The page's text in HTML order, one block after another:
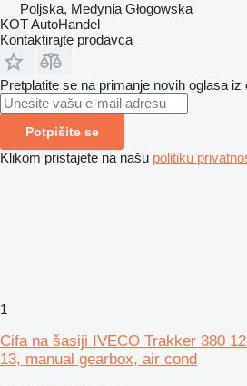
Poljska, Medynia Głogowska
KOT AutoHandel
Kontaktirajte prodavca
Pretplatite se na primanje novih oglasa iz
Potpišite se
Klikom pristajete na našu politiku
1
Cifa na šasiji IVECO Trakker 380
13, manual gearbox, air cond